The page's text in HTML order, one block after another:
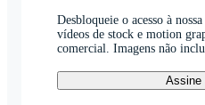
Desbloqueie o acesso à
vídeos de stock e motion
comercial. Imagens não
Assine